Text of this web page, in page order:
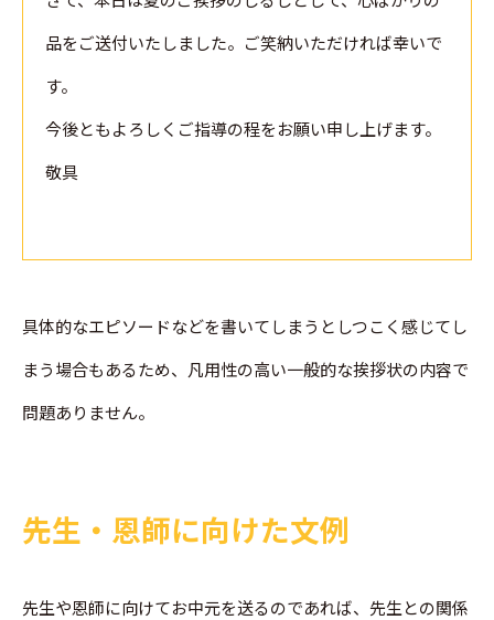
品をご送付いたしました。ご笑納いただければ幸いで
す。
今後ともよろしくご指導の程をお願い申し上げます。
敬具
具体的なエピソードなどを書いてしまうとしつこく感じてし
まう場合もあるため、凡用性の高い一般的な挨拶状の内容で
問題ありません。
先生・恩師に向けた文例
先生や恩師に向けてお中元を送るのであれば、先生との関係